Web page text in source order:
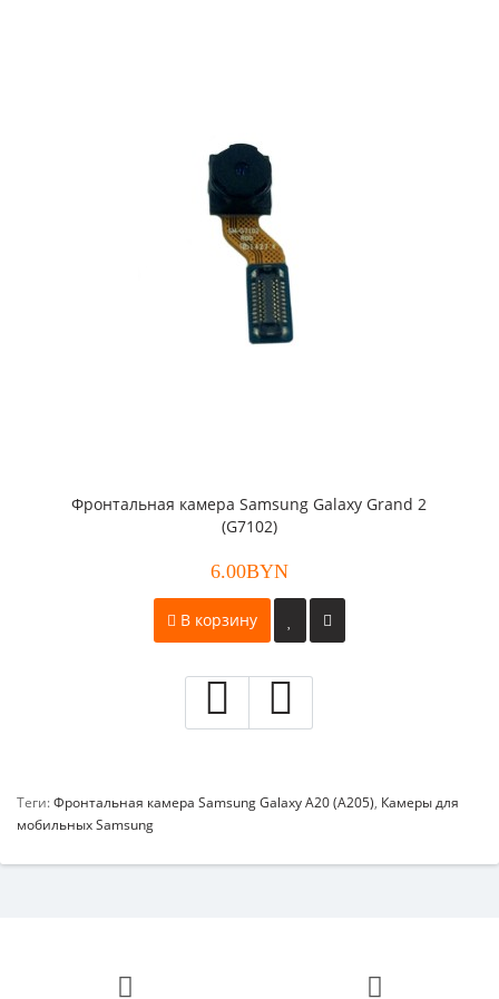
Фронтальная камера Samsung Galaxy Grand 2
(G7102)
6.00BYN
В корзину
Теги:Фронтальная камера Samsung Galaxy A20 (A205), Камеры для
мобильных Samsung